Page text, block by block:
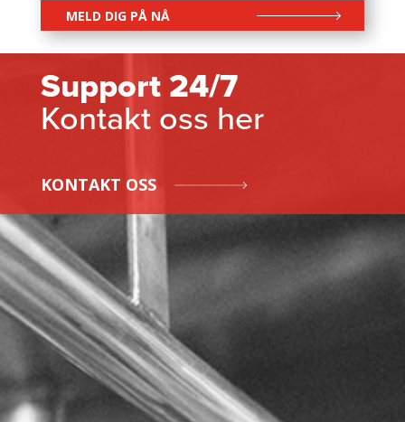
MELD DIG PÅ NÅ
Support 24/7
Kontakt oss her
KONTAKT OSS